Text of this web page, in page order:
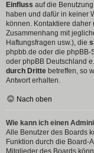
Einfluss auf die
haben und dafür in keiner
können. Kontaktiere
Zusammenhang mit
Haftungsfragen usw.), die
phpbb.de oder die phpBB-
oder phpBB Deutschland
durch Dritte betreffen, so
Antwort erhalten.
Nach oben
Wie kann ich einen
Alle Benutzer des Boards
Funktion durch die Board-
Mitglieder des Boards